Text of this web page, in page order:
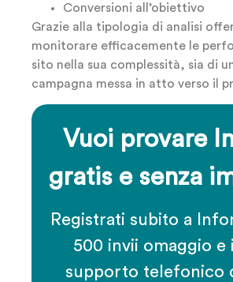
Conversioni all’obiettivo
Grazie alla tipologia di analisi
monitorare efficacemente le
sito nella sua complessità, sia di
campagna messa in atto verso il
Vuoi provare
gratis e senza
Registrati subito a
500 invii omaggio e
supporto telefonico